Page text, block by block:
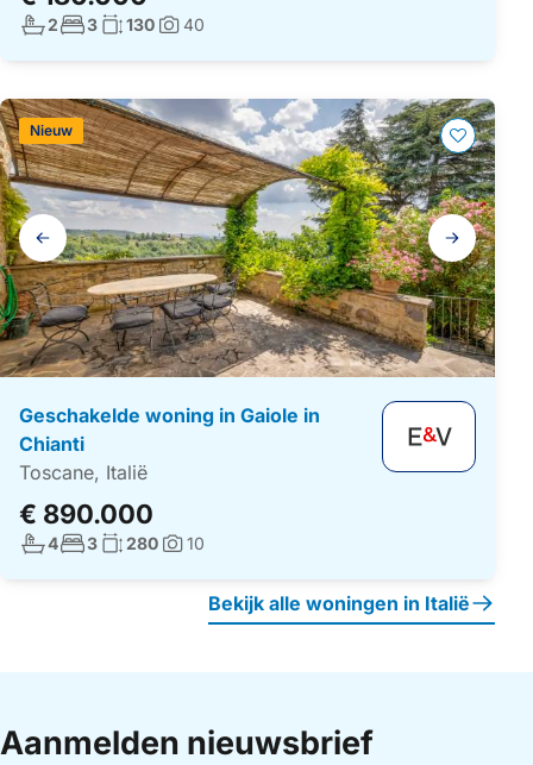
Aantal badkamers:
2Aantal slaapkamers:
3Woonoppervlakte:
130Foto's:
40
Galerij
navigatie
Geschakelde woning in Gaiole in
Chianti
Toscane, Italië
€ 890.000
Nieuw
Aantal badkamers:
4Aantal slaapkamers:
3Woonoppervlakte:
280Foto's:
10
Bekijk alle woningen in Italië
Aanmelden nieuwsbrief